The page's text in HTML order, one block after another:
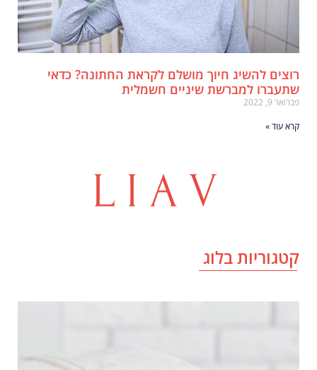
להשיג חיוך מושלם לקראת החתונה? כדאי
למברשת שיניים חשמלית
9, 2022
עוד »
בלוג